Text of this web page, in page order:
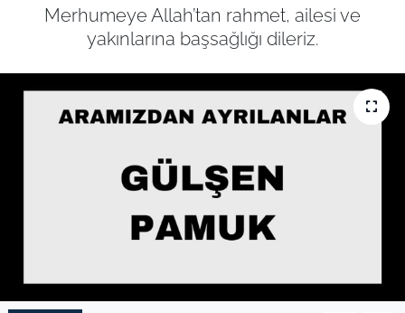
Merhumeye Allah’tan rahmet, ailesi ve
yakınlarına başsağlığı dileriz.
SİYASET
GÜNDEM
EKONOMİ
KÜLTÜR SANAT